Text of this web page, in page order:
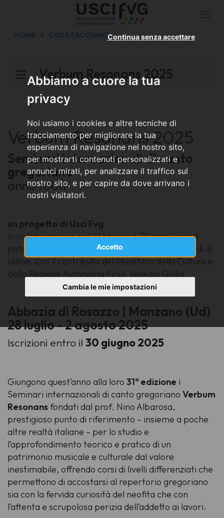
Abbiamo a cuore la tua
privacy
Noi usiamo i cookies e altre tecniche di
tracciamento per migliorare la tua
esperienza di navigazione nel nostro sito,
per mostrarti contenuti personalizzati e
annunci mirati, per analizzare il traffico sul
nostro sito, e per capire da dove arrivano i
nostri visitatori.
Accetto
Continua senza accettare
Cambia le mie impostazioni
HOME COSA FACCIAMO
Verbum Resonans 2025
Verbum Resonans 2025
Seminari internazionali di canto
gregoriano
anno XXXI
un progetto di Usci Fvg
in collaborazione con l'Abbazia di Rosazzo, con il
patrocinio di Feniarco e dell'Università degli Studi di
Udine, con il contributo del Ministero della Cultura e
della Regione Autonoma Friuli Venezia Giulia
Abbazia di Rosazzo | Manzano (Ud)
28 luglio - 2 agosto 2025
Iscrizioni entro il 30 giugno 2025
Giungono quest’anno alla loro 31ª edizione i
Seminari internazionali di canto gregoriano Verbum
Resonansfondati dal prof. Nino Albarosa,
prestigioso punto di riferimento – insieme a poche
altre realtà italiane – per lo studio e
l’approfondimento teorico e pratico di un
patrimonio musicale e culturale dal valore
inestimabile, offrendo corsi di livelli differenziati che
permettono di accostarsi al repertorio gregoriano
sia con la fervida curiosità del neofita che con
l’attenta e scrupolosa perizia dell’addetto ai lavori.